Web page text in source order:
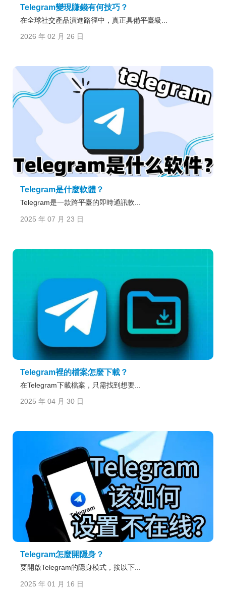
Telegram變現賺錢有何技巧？
在全球社交產品演進路徑中，真正具備平臺級...
2026 年 02 月 26 日
Telegram是什麼軟體？
Telegram是一款跨平臺的即時通訊軟...
2025 年 07 月 23 日
Telegram裡的檔案怎麼下載？
在Telegram下載檔案，只需找到想要...
2025 年 04 月 30 日
Telegram怎麼開隱身？
要開啟Telegram的隱身模式，按以下...
2025 年 01 月 16 日